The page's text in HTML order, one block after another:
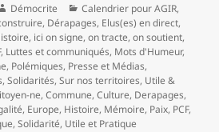
Auteur
Démocrite Catégories
Calendrier pour AGIR,
, Dérapages, Elus(es) en direct,
, ici on signe, on tracte, on soutient,
, Luttes et communiqués, Mots d'Humeur,
, Polémiques, Presse et Médias,
,Solidarités,Sur nos territoires, Utile &
ne,Commune,Culture, Derapages,
, Europe, Histoire, Mémoire, Paix, PCF,
,Solidarité, Utile et Pratique